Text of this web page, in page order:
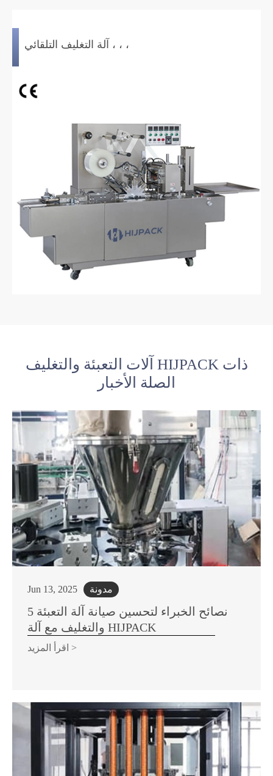
آلة التغليف التلقائي ، ، ،
آلات التعبئة والتغليف HIJPACK ذات
الصلة الأخبار
Jun 13, 2025 مدونة
5 نصائح الخبراء لتحسين صيانة آلة التعبئة
والتغليف مع آلة HIJPACK
اقرأ المزيد >